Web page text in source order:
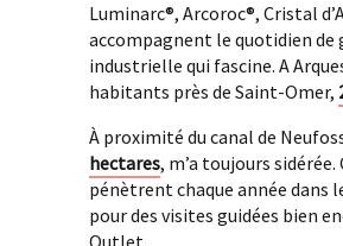
Luminarc®, Arcoroc®, Cristal
accompagnent le quotidien de
industrielle qui fascine. A
habitants près de Saint-Omer,
À proximité du canal de
hectares, m’a toujours
pénètrent chaque année dans
pour des visites guidées bien
Outlet.